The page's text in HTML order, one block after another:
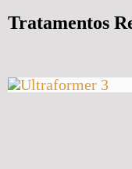
Tratamentos